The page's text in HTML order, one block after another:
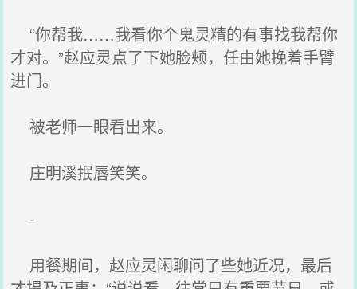
“你帮我……我看你个鬼灵精的有事找我帮你
才对。”赵应灵点了下她脸颊，任由她挽着手臂
进门。
被老师一眼看出来。
庄明溪抿唇笑笑。
-
用餐期间，赵应灵闲聊问了些她近况，最后